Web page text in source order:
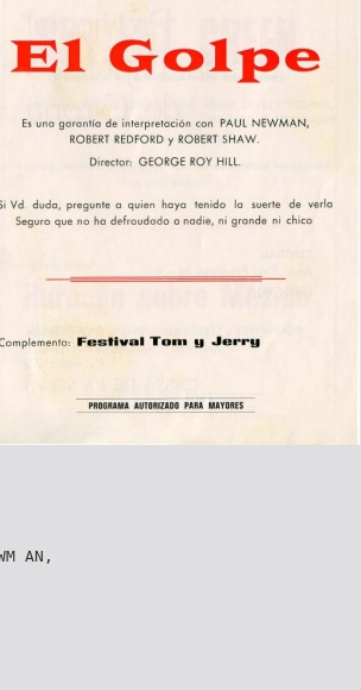
AN,